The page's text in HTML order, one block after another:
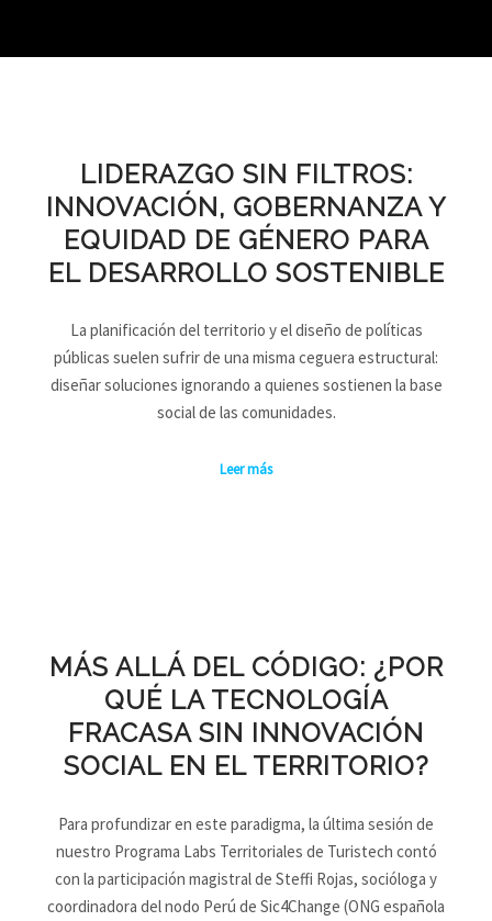
LIDERAZGO SIN FILTROS:
INNOVACIÓN, GOBERNANZA Y
EQUIDAD DE GÉNERO PARA
EL DESARROLLO SOSTENIBLE
La planificación del territorio y el diseño de políticas
públicas suelen sufrir de una misma ceguera estructural:
diseñar soluciones ignorando a quienes sostienen la base
social de las comunidades.
Leer más
MÁS ALLÁ DEL CÓDIGO: ¿POR
QUÉ LA TECNOLOGÍA
FRACASA SIN INNOVACIÓN
SOCIAL EN EL TERRITORIO?
Para profundizar en este paradigma, la última sesión de
nuestro Programa Labs Territoriales de Turistech contó
con la participación magistral de Steffi Rojas, socióloga y
coordinadora del nodo Perú de Sic4Change (ONG española